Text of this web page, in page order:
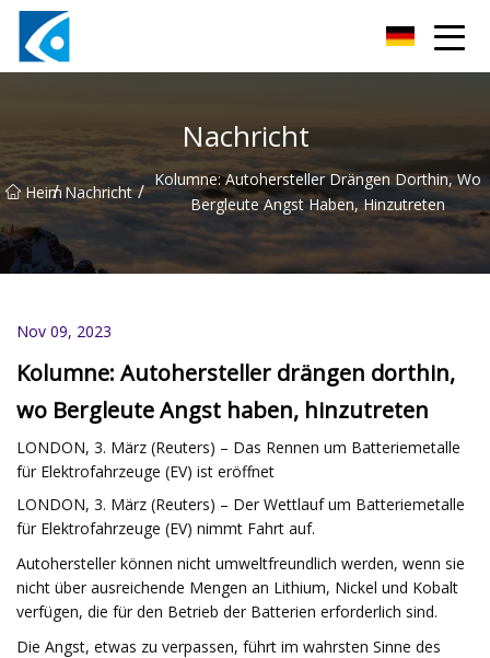
Nachricht
Heim
/ Nachricht / Kolumne: Autohersteller Drängen Dorthin, Wo
Bergleute Angst Haben, Hinzutreten
Nov 09, 2023
Kolumne: Autohersteller drängen dorthin,
wo Bergleute Angst haben, hinzutreten
LONDON, 3. März (Reuters) – Das Rennen um Batteriemetalle
für Elektrofahrzeuge (EV) ist eröffnet
LONDON, 3. März (Reuters) – Der Wettlauf um Batteriemetalle
für Elektrofahrzeuge (EV) nimmt Fahrt auf.
Autohersteller können nicht umweltfreundlich werden, wenn sie
nicht über ausreichende Mengen an Lithium, Nickel und Kobalt
verfügen, die für den Betrieb der Batterien erforderlich sind.
Die Angst, etwas zu verpassen, führt im wahrsten Sinne des